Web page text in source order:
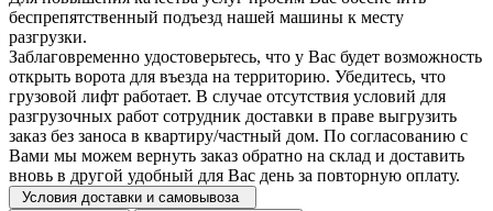
беспрепятственный подъезд нашей машины к месту
разгрузки.
Заблаговременно удостоверьтесь, что у Вас будет возможность
открыть ворота для въезда на территорию. Убедитесь, что
грузовой лифт работает. В случае отсутствия условий для
разгрузочных работ сотрудник доставки в праве выгрузить
заказ без заноса в квартиру/частный дом. По согласованию с
Вами мы можем вернуть заказ обратно на склад и доставить
вновь в другой удобный для Вас день за повторную оплату.
Условия доставки и самовывоза